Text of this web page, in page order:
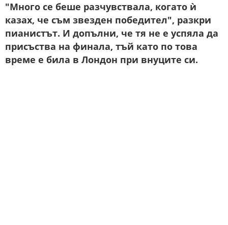
"Много се беше разчувствала, когато ѝ
казах, че съм звезден победител", разкри
пианистът. И допълни, че тя не е успяла да
присъства на финала, тъй като по това
време е била в Лондон при внуците си.